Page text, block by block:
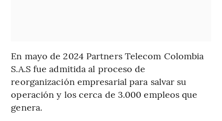
En mayo de 2024 Partners Telecom Colombia
S.A.S fue admitida al proceso de
reorganización empresarial para salvar su
operación y los cerca de 3.000 empleos que
genera.